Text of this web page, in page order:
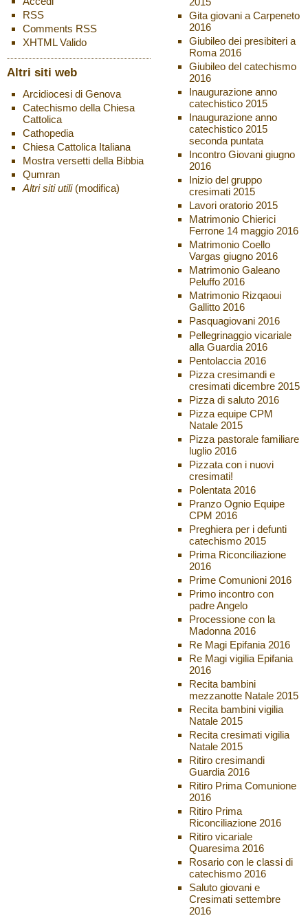
RSS
Comments RSS
XHTMLValido
Altri siti web
Arcidiocesi di Genova
Catechismo della Chiesa
Cattolica
Cathopedia
Chiesa Cattolica Italiana
Mostra versetti della Bibbia
Qumran
Altri siti utili (modifica)
Gita giovani a Carpeneto
2016
Giubileo dei presibiteri a
Roma 2016
Giubileo del catechismo
2016
Inaugurazione anno
catechistico 2015
Inaugurazione anno
catechistico 2015
seconda puntata
Incontro Giovani giugno
2016
Inizio del gruppo
cresimati 2015
Lavori oratorio 2015
Matrimonio Chierici
Ferrone 14 maggio 2016
Matrimonio Coello
Vargas giugno 2016
Matrimonio Galeano
Peluffo 2016
Matrimonio Rizqaoui
Gallitto 2016
Pasquagiovani 2016
Pellegrinaggio vicariale
alla Guardia 2016
Pentolaccia 2016
Pizza cresimandi e
cresimati dicembre 2015
Pizza di saluto 2016
Pizza equipe CPM
Natale 2015
Pizza pastorale familiare
luglio 2016
Pizzata con i nuovi
cresimati!
Polentata 2016
Pranzo Ognio Equipe
CPM 2016
Preghiera per i defunti
catechismo 2015
Prima Riconciliazione
2016
Prime Comunioni 2016
Primo incontro con
padre Angelo
Processione con la
Madonna 2016
Re Magi Epifania 2016
Re Magi vigilia Epifania
2016
Recita bambini
mezzanotte Natale 2015
Recita bambini vigilia
Natale 2015
Recita cresimati vigilia
Natale 2015
Ritiro cresimandi
Guardia 2016
Ritiro Prima Comunione
2016
Ritiro Prima
Riconciliazione 2016
Ritiro vicariale
Quaresima 2016
Rosario con le classi di
catechismo 2016
Saluto giovani e
Cresimati settembre
2016